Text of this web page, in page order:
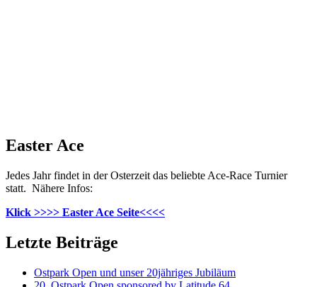
Easter Ace
Jedes Jahr findet in der Osterzeit das beliebte Ace-Race Turnier
statt. Nähere Infos:
Klick >>>> Easter Ace Seite<<<<
Letzte Beiträge
Ostpark Open und unser 20jähriges Jubiläum